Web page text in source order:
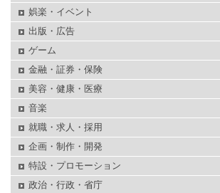
娯楽・イベント
出版・広告
ゲーム
金融・証券・保険
美容・健康・医療
音楽
就職・求人・採用
企画・制作・開発
特設・プロモーション
政治・行政・省庁